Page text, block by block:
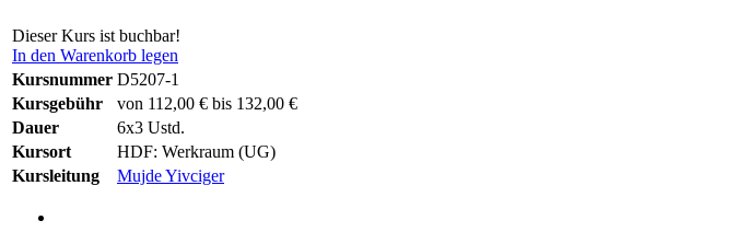
Dieser Kurs ist buchbar!
In den Warenkorb legen
Kursnummer D5207-1
Kursgebühr
von 112,00 € bis 132,00 €
Dauer
6x3 Ustd.
Kursort
HDF: Werkraum (UG)
Kursleitung
Mujde Yivciger